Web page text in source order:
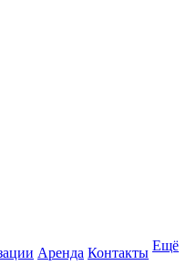
Аренда Контакты Ещё